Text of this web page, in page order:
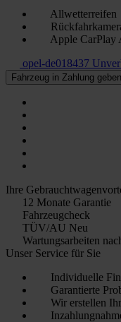
Allwetterreifen
Apple CarPlay
opel-de018437
Fahrzeug in Zahlung geben
Ihre
12 Monate Garantie
Fahrzeugcheck
TÜV/AU Neu
Wartungsarbeiten
Unser Service für Sie
Individuelle
Garantierte
Wir erstellen